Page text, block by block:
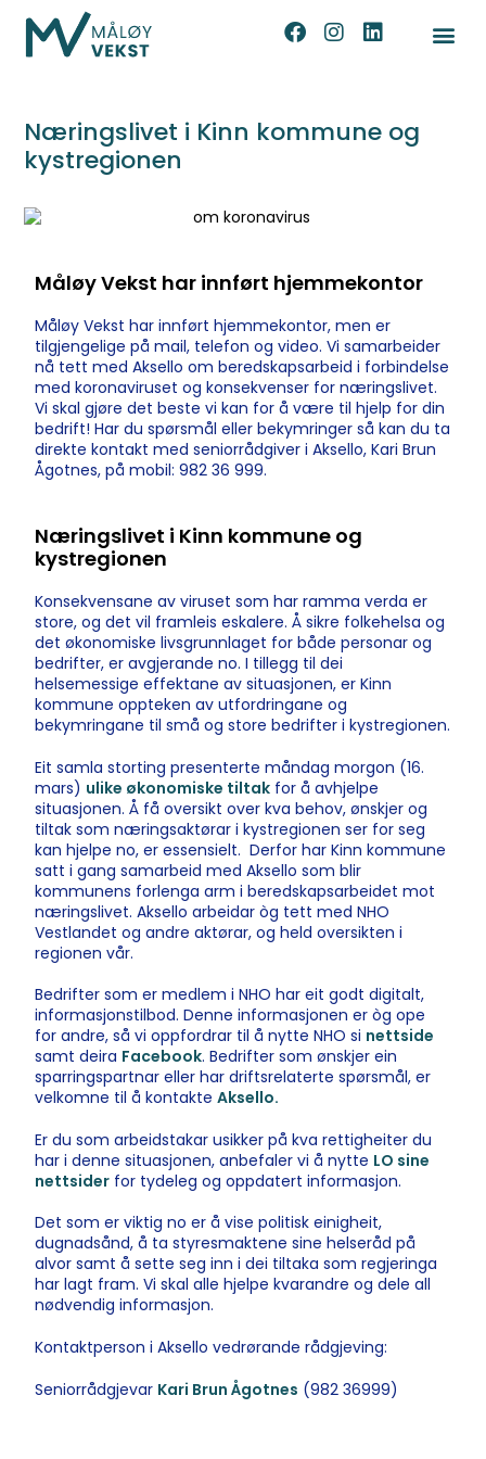
Næringslivet i Kinn kommune og
kystregionen
Måløy Vekst har innført hjemmekontor
Måløy Vekst har innført hjemmekontor, men er
tilgjengelige på mail, telefon og video. Vi samarbeider
nå tett med Aksello om beredskapsarbeid i forbindelse
med koronaviruset og konsekvenser for næringslivet.
Vi skal gjøre det beste vi kan for å være til hjelp for din
bedrift! Har du spørsmål eller bekymringer så kan du ta
direkte kontakt med seniorrådgiver i Aksello, Kari Brun
Ågotnes, på mobil: 982 36 999.
Næringslivet i Kinn kommune og
kystregionen
Konsekvensane av viruset som har ramma verda er
store, og det vil framleis eskalere. Å sikre folkehelsa og
det økonomiske livsgrunnlaget for både personar og
bedrifter, er avgjerande no. I tillegg til dei
helsemessige effektane av situasjonen, er Kinn
kommune oppteken av utfordringane og
bekymringane til små og store bedrifter i kystregionen.
Eit samla storting presenterte måndag morgon (16.
mars) ulike økonomiske tiltak for å avhjelpe
situasjonen. Å få oversikt over kva behov, ønskjer og
tiltak som næringsaktørar i kystregionen ser for seg
kan hjelpe no, er essensielt. Derfor har Kinn kommune
satt i gang samarbeid med Aksello som blir
kommunens forlenga arm i beredskapsarbeidet mot
næringslivet. Aksello arbeidar òg tett med NHO
Vestlandet og andre aktørar, og held oversikten i
regionen vår.
Bedrifter som er medlem i NHO har eit godt digitalt,
informasjonstilbod. Denne informasjonen er òg ope
for andre, så vi oppfordrar til å nytte NHO si nettside
samt deira Facebook. Bedrifter som ønskjer ein
sparringspartnar eller har driftsrelaterte spørsmål, er
velkomne til å kontakteAksello.
Er du som arbeidstakar usikker på kva rettigheiter du
har i denne situasjonen, anbefaler vi å nytte LO sine
nettsider for tydeleg og oppdatert informasjon.
Det som er viktig no er å vise politisk einigheit,
dugnadsånd, å ta styresmaktene sine helseråd på
alvor samt å sette seg inn i dei tiltaka som regjeringa
har lagt fram. Vi skal alle hjelpe kvarandre og dele all
nødvendig informasjon.
Kontaktperson i Aksello vedrørande rådgjeving:
Seniorrådgjevar Kari Brun Ågotnes (982 36999)